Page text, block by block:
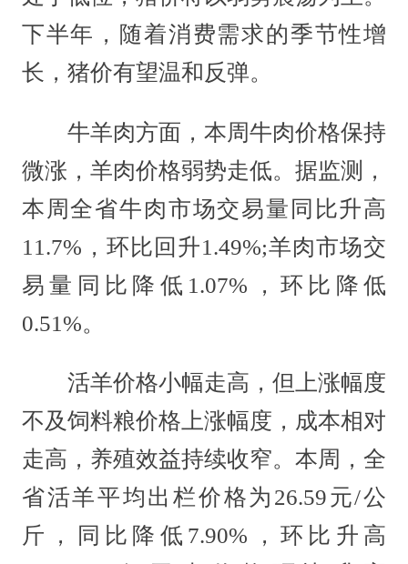
下半年，随着消费需求的季节性增
长，猪价有望温和反弹。
牛羊肉方面，本周牛肉价格保持
微涨，羊肉价格弱势走低。据监测，
本周全省牛肉市场交易量同比升高
11.7%，环比回升1.49%;羊肉市场交
易量同比降低1.07%，环比降低
0.51%。
活羊价格小幅走高，但上涨幅度
不及饲料粮价格上涨幅度，成本相对
走高，养殖效益持续收窄。本周，全
省活羊平均出栏价格为26.59元/公
斤，同比降低7.90%，环比升高